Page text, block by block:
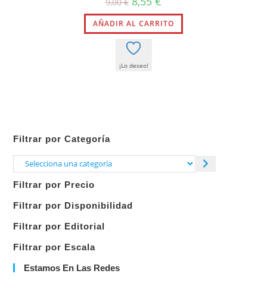
precio
original
era:
9,00 €.
actual
es:
8,55 €.
AÑADIR AL CARRITO
¡Lo deseo!
Filtrar por Categoría
Selecciona
categoría
Filtrar por Precio
Filtrar por Disponibilidad
Filtrar por Editorial
Filtrar por Escala
Estamos En Las Redes